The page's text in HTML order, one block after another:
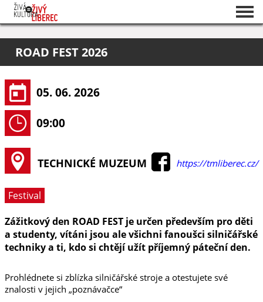
O projektu
Pořadatelé
ROAD FEST 2026
05. 06. 2026
09:00
TECHNICKÉ MUZEUM https://tmliberec.cz/
Festival
Zážitkový den ROAD FEST je určen především pro děti
a studenty, vítáni jsou ale všichni fanoušci silničářské
techniky a ti, kdo si chtějí užít příjemný páteční den.
Prohlédnete si zblízka silničářské stroje a otestujete své
znalosti v jejich „poznávačce“